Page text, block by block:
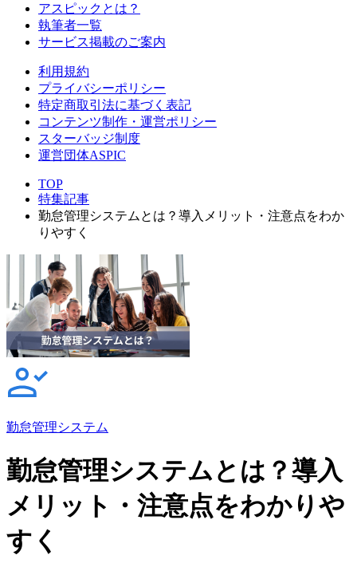
アスピックとは？
執筆者一覧
サービス掲載のご案内
利用規約
プライバシーポリシー
特定商取引法に基づく表記
コンテンツ制作・運営ポリシー
スターバッジ制度
運営団体ASPIC
TOP
特集記事
勤怠管理システムとは？導入メリット・注意点をわか
りやすく
勤怠管理システム
勤怠管理システムとは？導入
メリット・注意点をわかりや
すく